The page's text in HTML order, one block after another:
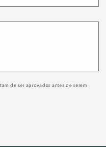
de ser aprovados antes de serem